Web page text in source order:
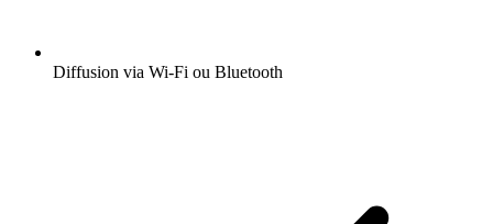
Diffusion via Wi-Fi ou Bluetooth